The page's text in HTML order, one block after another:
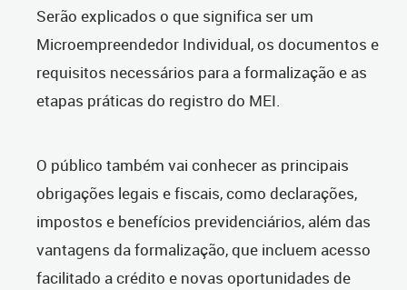
Serão explicados o que significa ser um
Microempreendedor Individual, os documentos e
requisitos necessários para a formalização e as
etapas práticas do registro do MEI.
O público também vai conhecer as principais
obrigações legais e fiscais, como declarações,
impostos e benefícios previdenciários, além das
vantagens da formalização, que incluem acesso
facilitado a crédito e novas oportunidades de